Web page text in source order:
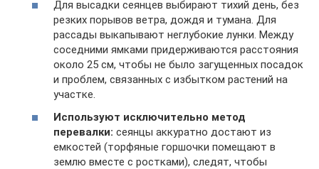
Для высадки сеянцев выбирают тихий день, без
резких порывов ветра, дождя и тумана. Для
рассады выкапывают неглубокие лунки. Между
соседними ямками придерживаются расстояния
около 25 см, чтобы не было загущенных посадок
и проблем, связанных с избытком растений на
участке.
Используют исключительно метод
перевалки: сеянцы аккуратно достают из
емкостей (торфяные горшочки помещают в
землю вместе с ростками), следят, чтобы